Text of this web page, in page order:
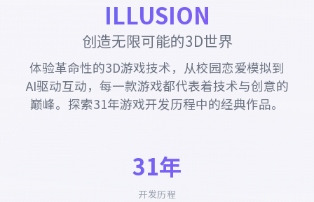
ILLUSION
创造无限可能的3D世界
体验革命性的3D游戏技术，从校园恋爱模拟到
AI驱动互动，每一款游戏都代表着技术与创意的
巅峰。探索31年游戏开发历程中的经典作品。
31年
开发历程